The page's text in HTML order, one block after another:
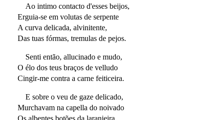
Ao intimo contacto d'esses beijos,
Erguia-se em volutas de serpente
A curva delicada, alvinitente,
Das tuas fórmas, tremulas de pejos.
Senti então, allucinado e mudo,
O élo dos teus braços de velludo
Cingir-me contra a carne feiticeira.
E sobre o veu de gaze delicado,
Murchavam na capella do noivado
Os albentes botões da laranjeira…